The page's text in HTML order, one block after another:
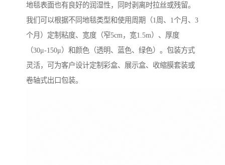
地毯表面也有良好的润湿性，同时剥离时拉丝或残留。
我们可以根据不同地毯类型和使用周期（1周、1个月、3
个月）定制粘度、宽度（窄5cm，宽1.5m）、厚度
（30μ-150μ）和颜色（透明、蓝色、绿色）。包装方式
灵活，可为客户设计定制彩盒、展示盒、收缩膜套装或
卷轴式出口包装。